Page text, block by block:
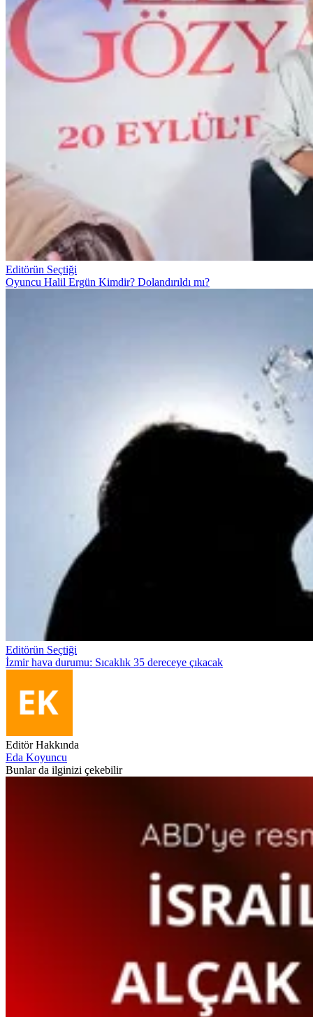
Editörün Seçtiği
Oyuncu Halil Ergün Kimdir? Dolandırıldı mı?
Editörün Seçtiği
İzmir hava durumu: Sıcaklık 35 dereceye çıkacak
Editör Hakkında
Eda Koyuncu
Bunlar da ilginizi çekebilir